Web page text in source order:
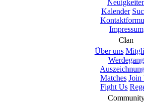
Kalender
Impressum
Clan
Über uns
Werdegang
Matches Join
Fight Us